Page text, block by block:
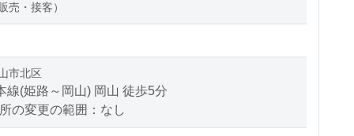
売・接客）
市北区
線(姫路～岡山) 岡山 徒歩5分
の変更の範囲：なし